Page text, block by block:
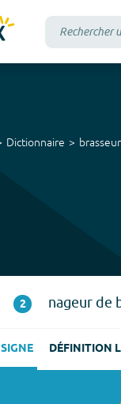
Dictionnaire brasseur
2 nageur de
SIGNE DÉFINITION